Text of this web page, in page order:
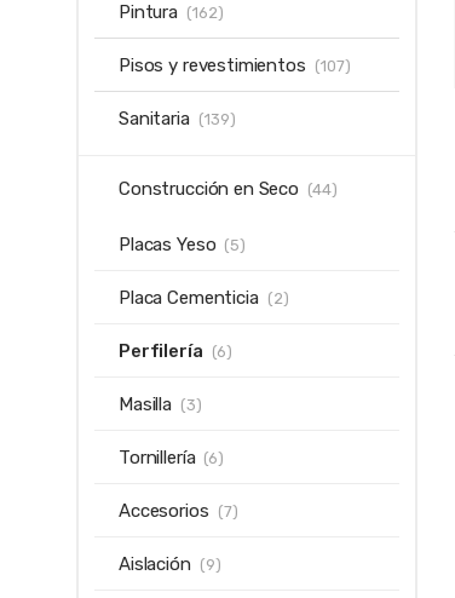
Pintura (162)
Pisos y revestimientos (107)
Sanitaria (139)
Construcción en Seco (44)
Placas Yeso (5)
Placa Cementicia (2)
Perfilería (6)
Masilla (3)
Tornillería (6)
Accesorios (7)
Aislación (9)